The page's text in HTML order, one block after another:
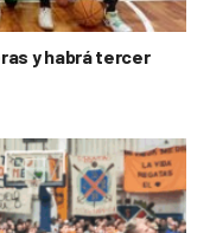
y habrá tercer